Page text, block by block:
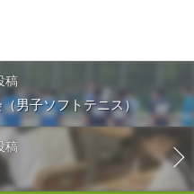
稿
男子ソフトテニス）
稿